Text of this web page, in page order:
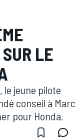
LE
le jeune pilote
conseil à Marc
pour Honda.